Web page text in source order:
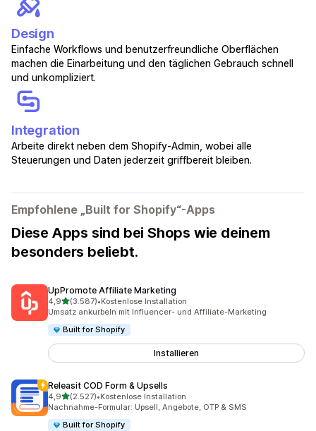
Design
Einfache Workflows und benutzerfreundliche Oberflächen
machen die Einarbeitung und den täglichen Gebrauch schnell
und unkompliziert.
Integration
Arbeite direkt neben dem Shopify-Admin, wobei alle
Steuerungen und Daten jederzeit griffbereit bleiben.
Empfohlene „Built for Shopify“-Apps
Diese Apps sind bei Shops wie deinem
besonders beliebt.
UpPromote Affiliate Marketing
4,9von 5 Sternen
(3.587)
3587 Rezensionen insgesamt
•Kostenlose Installation
Umsatz ankurbeln mit Influencer- und Affiliate-Marketing
Built for Shopify
Installieren
Releasit COD Form & Upsells
4,9von 5 Sternen
(2.527)
2527 Rezensionen insgesamt
•Kostenlose Installation
Nachnahme-Formular: Upsell, Angebote, OTP & SMS
Built for Shopify